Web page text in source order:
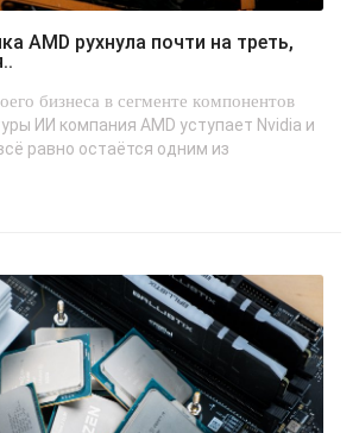
бизнеса в сегменте компонентов
ИИ компания AMD уступает Nvidia и
равно остаётся одним из